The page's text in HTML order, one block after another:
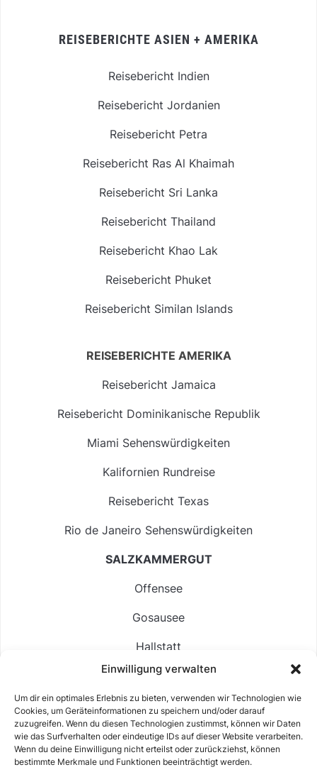
Einwilligung verwalten
Um dir ein optimales Erlebnis zu bieten, verwenden wir Technologien wie
Cookies, um Geräteinformationen zu speichern und/oder darauf
zuzugreifen. Wenn du diesen Technologien zustimmst, können wir Daten
wie das Surfverhalten oder eindeutige IDs auf dieser Website verarbeiten.
Wenn du deine Einwilligung nicht erteilst oder zurückziehst, können
bestimmte Merkmale und Funktionen beeinträchtigt werden.
REISEBERICHTE ASIEN + AMERIKA
Reisebericht Indien
Reisebericht Jordanien
Reisebericht Petra
Reisebericht Ras Al Khaimah
Reisebericht Sri Lanka
Reisebericht Thailand
Reisebericht Khao Lak
Reisebericht Phuket
Reisebericht Similan Islands
REISEBERICHTE AMERIKA
Reisebericht Jamaica
Reisebericht Dominikanische Republik
Miami Sehenswürdigkeiten
Kalifornien Rundreise
Reisebericht Texas
Rio de Janeiro Sehenswürdigkeiten
SALZKAMMERGUT
Offensee
Gosausee
Hallstatt
Langbathsee
Altausseer See
Hintersee